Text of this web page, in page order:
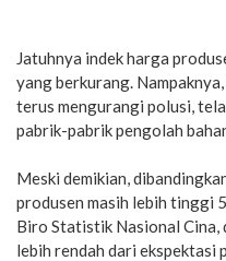
Jatuhnya indek harga
yang berkurang.
terus mengurangi polusi,
pabrik-pabrik pengolah
Meski demikian,
produsen masih lebih tinggi
Biro Statistik Nasional Cina,
lebih rendah dari ekspektasi